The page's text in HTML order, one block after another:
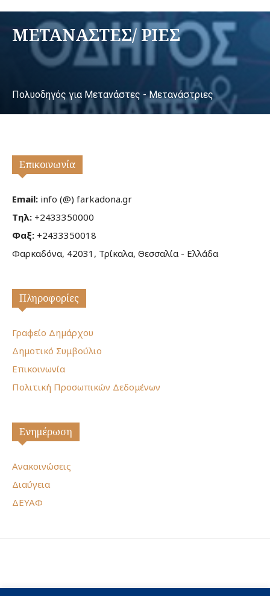
ΜΕΤΑΝΑΣΤΕΣ/ ΡΙΕΣ
Πολυοδηγός για Μετανάστες - Μετανάστριες
Επικοινωνία
Email: info (@) farkadona.gr
Τηλ: +2433350000
Φαξ: +2433350018
Φαρκαδόνα, 42031, Τρίκαλα, Θεσσαλία - Ελλάδα
Πληροφορίες
Γραφείο Δημάρχου
Δημοτικό Συμβούλιο
Επικοινωνία
Πολιτική Προσωπικών Δεδομένων
Ενημέρωση
Ανακοινώσεις
Διαύγεια
ΔΕΥΑΦ